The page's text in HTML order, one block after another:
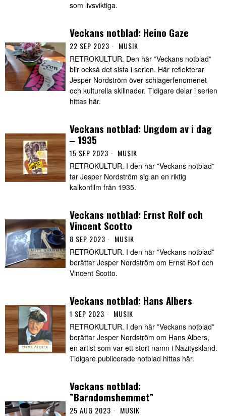
som livsviktiga.
Veckans notblad: Heino Gaze
22 SEP 2023 MUSIK
RETROKULTUR. Den här ”Veckans notblad”
blir också det sista i serien. Här reflekterar
Jesper Nordström över schlagerfenomenet
och kulturella skillnader. Tidigare delar i serien
hittas här.
Veckans notblad: Ungdom av i dag
‒ 1935
15 SEP 2023 MUSIK
RETROKULTUR. I den här ”Veckans notblad”
tar Jesper Nordström sig an en riktig
kalkonfilm från 1935.
Veckans notblad: Ernst Rolf och
Vincent Scotto
8 SEP 2023 MUSIK
RETROKULTUR. I den här ”Veckans notblad”
berättar Jesper Nordström om Ernst Rolf och
Vincent Scotto.
Veckans notblad: Hans Albers
1 SEP 2023 MUSIK
RETROKULTUR. I den här ”Veckans notblad”
berättar Jesper Nordström om Hans Albers,
en artist som var ett stort namn i Nazityskland.
Tidigare publicerade notblad hittas här.
Veckans notblad:
”Barndomshemmet”
25 AUG 2023 MUSIK